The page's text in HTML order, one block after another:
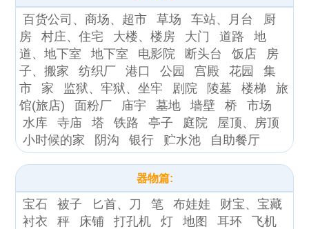
百货公司、商场、超市 草场 车站、月台
厨
房
村庄、住宅 大楼、楼房 大门 道路
地
道、地下室
地下室 电影院 断头台 饭店
房
子、搬家
纺织厂 港口 公园 宫殿 花园
集
市
家 监狱、牢狱、坐牢 剧院 陵墓 楼梯
旅
馆(旅店)
面粉厂 庙宇 墓地 墙壁 桥
市场
水库
寺庙 塔 铁路 亭子 庭院
屋顶、房顶
小时候的家
阴沟 银行 贮水池 自助餐厅
器物篇:
宝石 被子 匕首、刀 笔 布娃娃
财宝、宝藏
衬衣
秤 床铺 打孔机 灯 地图 耳环
飞机